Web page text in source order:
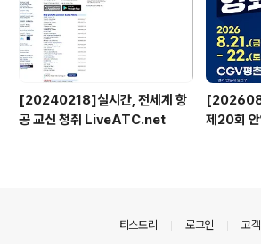
[20240218]실시간, 전세계 항
공 교신 청취 LiveATC.net
제20회 안
티스토리 로그인 고